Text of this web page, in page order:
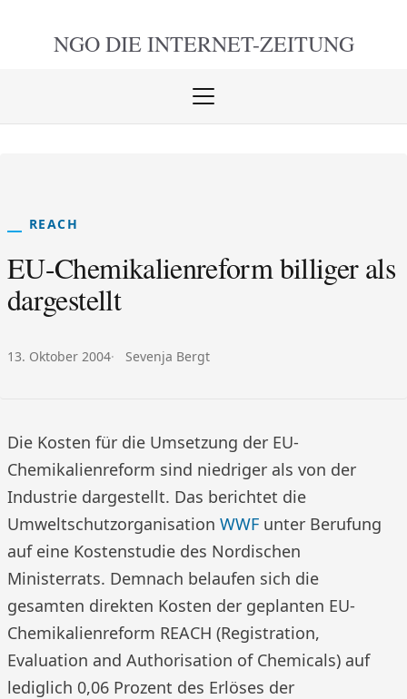
NGO DIE INTERNET-ZEITUNG
Menü
REACH
EU-Chemikalienreform billiger als
dargestellt
Veröffentlicht am:
13. Oktober 2004 Autor:
Sevenja Bergt
Die Kosten für die Umsetzung der EU-
Chemikalienreform sind niedriger als von der
Industrie dargestellt. Das berichtet die
Umweltschutzorganisation WWF unter Berufung
auf eine Kostenstudie des Nordischen
Ministerrats. Demnach belaufen sich die
gesamten direkten Kosten der geplanten EU-
Chemikalienreform REACH (Registration,
Evaluation and Authorisation of Chemicals) auf
lediglich 0,06 Prozent des Erlöses der